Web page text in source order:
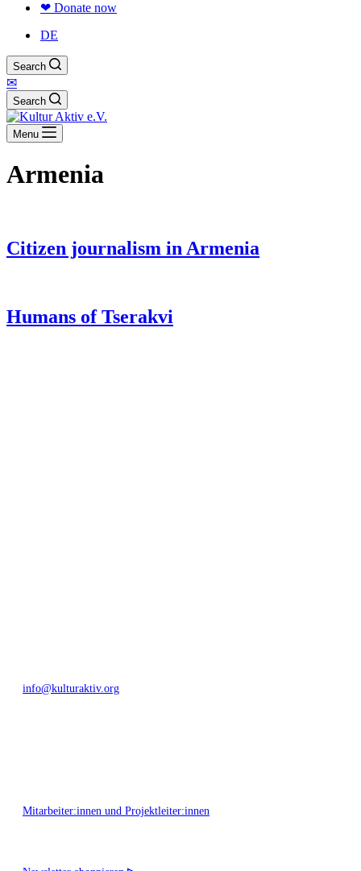
❤ Donate now
DE
Search
✉
Search
Menu
Armenia
Citizen journalism in Armenia
Humans of Tserakvi
info@kulturaktiv.org
Mitarbeiter:innen und Projektleiter:innen